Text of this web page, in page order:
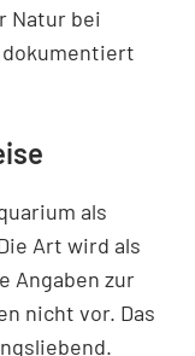
Natur bei
dokumentiert
als
Art wird als
Angaben zur
nicht vor. Das